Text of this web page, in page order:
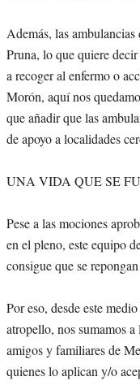
Además, las
Pruna, lo que quiere
a recoger al enfermo o
Morón, aquí nos
que añadir que las
de apoyo a localidades
UNA VIDA QUE SE
Pese a las mociones
en el pleno, este equipo
consigue que se
Por eso, desde este
atropello, nos sumamos
amigos y familiares de
quienes lo aplican y/o